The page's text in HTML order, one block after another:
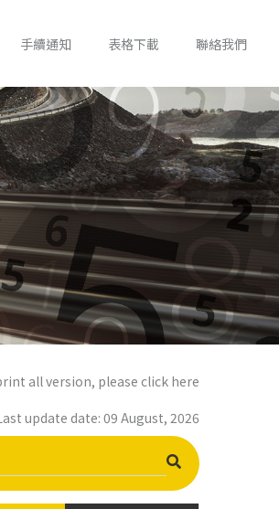
手續通知 表格下載 聯絡我們
all version, please click here
update date: 09 August, 2026